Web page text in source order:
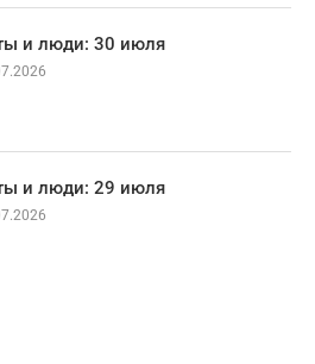
и люди: 30 июля
и люди: 29 июля